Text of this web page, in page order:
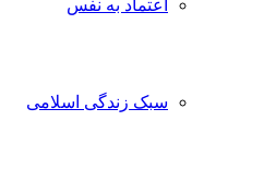
اعتماد به نفس
سبک زندگی اسلامی